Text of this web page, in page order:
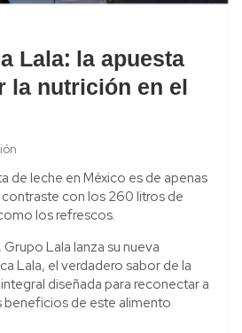
Lala: la apuesta
la nutrición en el
de leche en México es de apenas
contraste con los 260 litros de
los refrescos.
Lala lanza su nueva
Lala, el verdadero sabor de la
diseñada para reconectar a
beneficios de este alimento